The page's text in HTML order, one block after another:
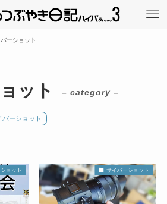
ーショット
ット – category –
バーショット
ョット サイバーショット